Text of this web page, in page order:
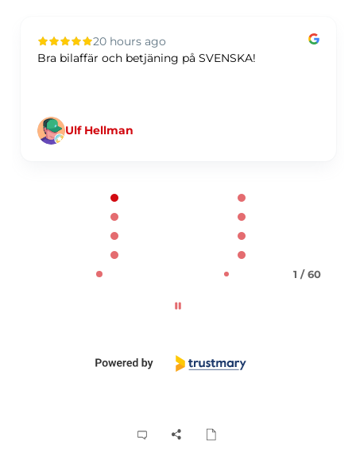
20 hours ago
Bra bilaffär och betjäning på SVENSKA!
Ulf Hellman
1 / 60